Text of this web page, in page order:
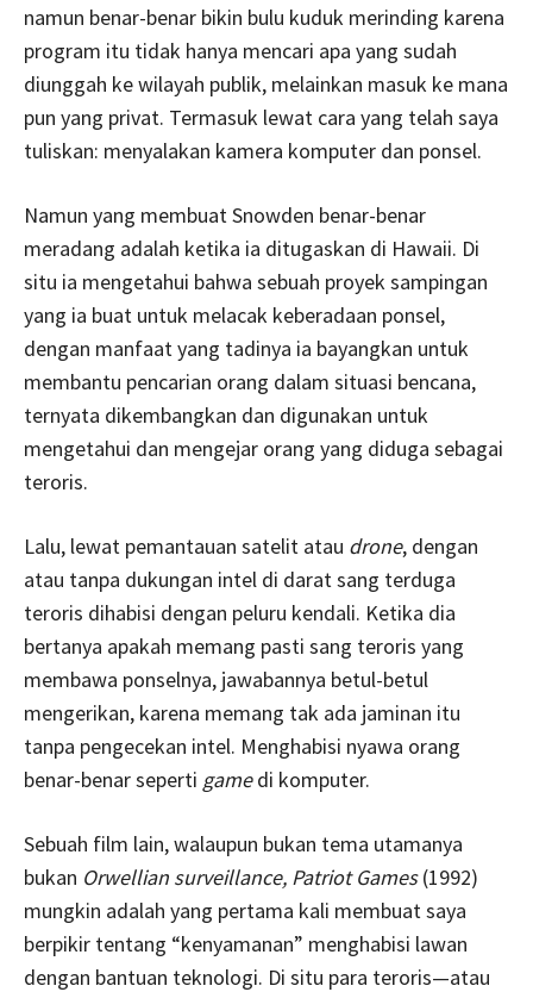
namun benar-benar bikin bulu kuduk merinding karena
program itu tidak hanya mencari apa yang sudah
diunggah ke wilayah publik, melainkan masuk ke mana
pun yang privat. Termasuk lewat cara yang telah saya
tuliskan: menyalakan kamera komputer dan ponsel.
Namun yang membuat Snowden benar-benar
meradang adalah ketika ia ditugaskan di Hawaii. Di
situ ia mengetahui bahwa sebuah proyek sampingan
yang ia buat untuk melacak keberadaan ponsel,
dengan manfaat yang tadinya ia bayangkan untuk
membantu pencarian orang dalam situasi bencana,
ternyata dikembangkan dan digunakan untuk
mengetahui dan mengejar orang yang diduga sebagai
teroris.
Lalu, lewat pemantauan satelit atau drone, dengan
atau tanpa dukungan intel di darat sang terduga
teroris dihabisi dengan peluru kendali. Ketika dia
bertanya apakah memang pasti sang teroris yang
membawa ponselnya, jawabannya betul-betul
mengerikan, karena memang tak ada jaminan itu
tanpa pengecekan intel. Menghabisi nyawa orang
benar-benar seperti gamedi komputer.
Sebuah film lain, walaupun bukan tema utamanya
bukan Orwellian surveillance, Patriot Games(1992)
mungkin adalah yang pertama kali membuat saya
berpikir tentang “kenyamanan” menghabisi lawan
dengan bantuan teknologi. Di situ para teroris—atau